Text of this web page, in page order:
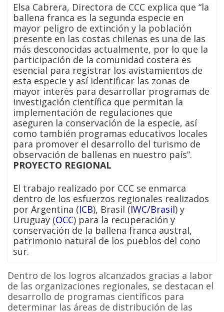
Elsa Cabrera, Directora de CCC explica que “la
ballena franca es la segunda especie en
mayor peligro de extinción y la población
presente en las costas chilenas es una de las
más desconocidas actualmente, por lo que la
participación de la comunidad costera es
esencial para registrar los avistamientos de
esta especie y así identificar las zonas de
mayor interés para desarrollar programas de
investigación científica que permitan la
implementación de regulaciones que
aseguren la conservación de la especie, así
como también programas educativos locales
para promover el desarrollo del turismo de
observación de ballenas en nuestro país”.
PROYECTO REGIONAL
El trabajo realizado por CCC se enmarca
dentro de los esfuerzos regionales realizados
por Argentina (ICB), Brasil (IWC/Brasil) y
Uruguay (OCC) para la recuperación y
conservación de la ballena franca austral,
patrimonio natural de los pueblos del cono
sur.
Dentro de los logros alcanzados gracias a labor
de las organizaciones regionales, se destacan el
desarrollo de programas científicos para
determinar las áreas de distribución de las